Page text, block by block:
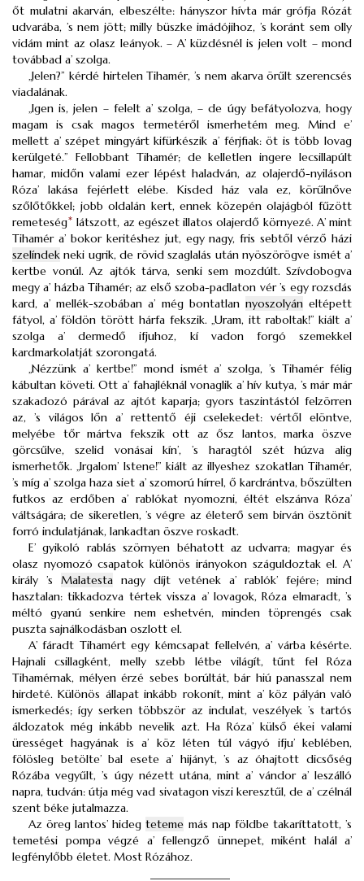
őt mulatni akarván, elbeszélte: hányszor hívta már grófja Rózát
udvarába, ’s nem jött; milly büszke imádójihoz, ’s koránt sem olly
vidám mint az olasz leányok. – A’ küzdésnél is jelen volt – mond
továbbad a’ szolga.
„Jelen?” kérdé hirtelen Tihamér, ’s nem akarva örűlt szerencsés
viadalának.
„Igen is, jelen – felelt a’ szolga, – de úgy befátyolozva, hogy
magam is csak magos termetéről ismerhetém meg. Mind e’
mellett a’ szépet mingyárt kifürkészik a’ férjfiak: öt is több lovag
kerülgeté.” Fellobbant Tihamér; de kelletlen ingere lecsillapúlt
hamar, midőn valami ezer lépést haladván, az olajerdő-nyiláson
Róza’ lakása fejérlett elébe. Kisded ház vala ez, körűlnőve
szőlőtőkkel; jobb oldalán kert, ennek közepén olajágból fűzött
remeteség* látszott, az egészet illatos olajerdő környezé. A’ mint
Tihamér a’ bokor keritéshez jut, egy nagy, fris sebtől vérző házi
szelíndek neki ugrik, de rövid szaglalás után nyöszörögve ismét a’
kertbe vonúl. Az ajtók tárva, senki sem mozdúlt. Szívdobogva
megy a’ házba Tihamér; az első szoba-padlaton vér ’s egy rozsdás
kard, a’ mellék-szobában a’ még bontatlan nyoszolyáneltépett
fátyol, a’ földön törött hárfa fekszik. „Uram, itt raboltak!” kiált a’
szolga a’ dermedő ifjuhoz, kí vadon forgó szemekkel
kardmarkolatját szorongatá.
„Nézzünk a’ kertbe!” mond ismét a’ szolga, ’s Tihamér félig
kábultan követi. Ott a’ fahajléknál vonaglik a’ hív kutya, ’s már már
szakadozó párával az ajtót kaparja; gyors taszintástól felzörren
az, ’s világos lőn a’ rettentő éji cselekedet: vértől elöntve,
melyébe tőr mártva fekszik ott az ősz lantos, marka öszve
görcsűlve, szelid vonásai kín’, ’s haragtól szét húzva alig
ismerhetők. „Irgalom’ Istene!” kiált az illyeshez szokatlan Tihamér,
’s míg a’ szolga haza siet a’ szomorú hírrel, ő kardrántva, bőszülten
futkos az erdőben a’ rablókat nyomozni, éltét elszánva Róza’
váltságára; de sikeretlen, ’s végre az életerő sem birván ösztönit
forró indulatjának, lankadtan öszve roskadt.
E’ gyikoló rablás szörnyen béhatott az udvarra; magyar és
olasz nyomozó csapatok különös irányokon száguldoztak el. A’
király ’s Malatesta nagy díjt vetének a’ rablók’ fejére; mind
hasztalan: tikkadozva tértek vissza a’ lovagok, Róza elmaradt, ’s
méltó gyanú senkire nem eshetvén, minden töprengés csak
puszta sajnálkodásban oszlott el.
A’ fáradt Tihamért egy kémcsapat fellelvén, a’ várba késérte.
Hajnali csillagként, melly szebb létbe világít, tűnt fel Róza
Tihamérnak, mélyen érzé sebes borúltát, bár hiú panasszal nem
hirdeté. Különös állapat inkább rokonít, mint a’ köz pályán való
ismerkedés; így serken többször az indulat, veszélyek ’s tartós
áldozatok még inkább nevelik azt. Ha Róza’ külső ékei valami
ürességet hagyának is a’ köz léten túl vágyó ifju’ keblében,
fölösleg betölte’ bal esete a’ hijányt, ’s az óhajtott dicsőség
Rózába vegyűlt, ’s úgy nézett utána, mint a’ vándor a’ leszálló
napra, tudván: útja még vad sivatagon viszi keresztűl, de a’ czélnál
szent béke jutalmazza.
Az öreg lantos’ hidegteteme más nap földbe takaríttatott, ’s
temetési pompa végzé a’ fellengző ünnepet, miként halál a’
legfénylőbb életet. Most Rózához.